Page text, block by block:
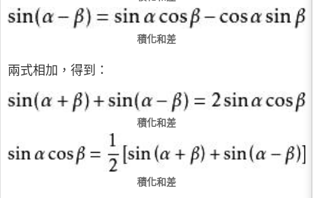
積化和差
兩式相加，得到：
積化和差
積化和差